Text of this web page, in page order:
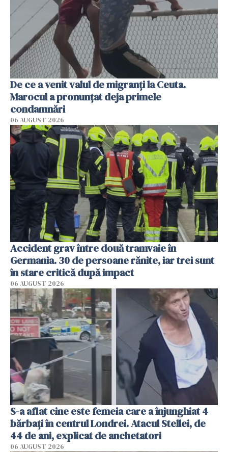
De ce a venit valul de migranți la Ceuta.
Marocul a pronunțat deja primele
condamnări
06 AUGUST 2026
Accident grav între două tramvaie în
Germania. 30 de persoane rănite, iar trei sunt
în stare critică după impact
06 AUGUST 2026
S-a aflat cine este femeia care a înjunghiat 4
bărbați în centrul Londrei. Atacul Stellei, de
44 de ani, explicat de anchetatori
06 AUGUST 2026